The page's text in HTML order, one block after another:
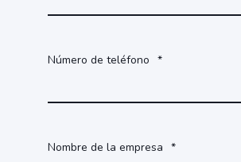
Número de teléfono *
Nombre de la empresa *